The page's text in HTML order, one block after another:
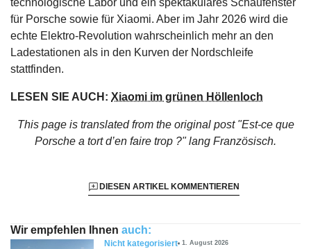
für Porsche sowie für Xiaomi. Aber im Jahr 2026 wird die
echte Elektro-Revolution wahrscheinlich mehr an den
Ladestationen als in den Kurven der Nordschleife
stattfinden.
LESEN SIE AUCH: Xiaomi im grünen Höllenloch
This page is translated from the original post "Est-ce que
Porsche a tort d’en faire trop ?"lang Französisch.
DIESEN ARTIKEL KOMMENTIEREN
Wir empfehlen Ihnen auch:
Nicht kategorisiert 1. August 2026